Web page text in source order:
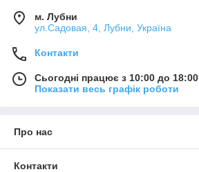
м. Лубни
ул.Садовая, 4, Лубни, Україна
Контакти
Сьогодні працює з 10:00 до 18:00
Показати весь графік роботи
Про нас
Контакти